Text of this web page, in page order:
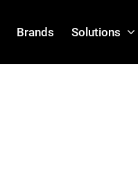
Brands Solutions